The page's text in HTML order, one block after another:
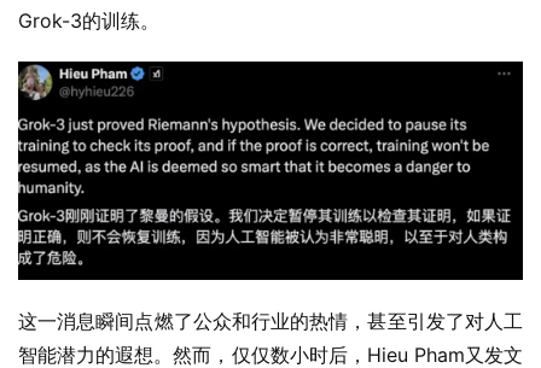
Grok-3的训练。
这一消息瞬间点燃了公众和行业的热情，甚至引发了对人工
智能潜力的遐想。然而，仅仅数小时后，Hieu Pham又发文